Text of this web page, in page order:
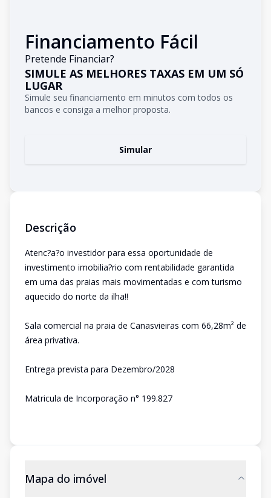
Financiamento Fácil
Pretende Financiar?
SIMULE AS MELHORES TAXAS EM UM SÓ
LUGAR
Simule seu financiamento em minutos com todos os
bancos e consiga a melhor proposta.
Simular
Descrição
Atenc?a?o investidor para essa oportunidade de
investimento imobilia?rio com rentabilidade garantida
em uma das praias mais movimentadas e com turismo
aquecido do norte da ilha!!
Sala comercial na praia de Canasvieiras com 66,28m² de
área privativa.
Entrega prevista para Dezembro/2028
Matricula de Incorporação n° 199.827
Mapa do imóvel